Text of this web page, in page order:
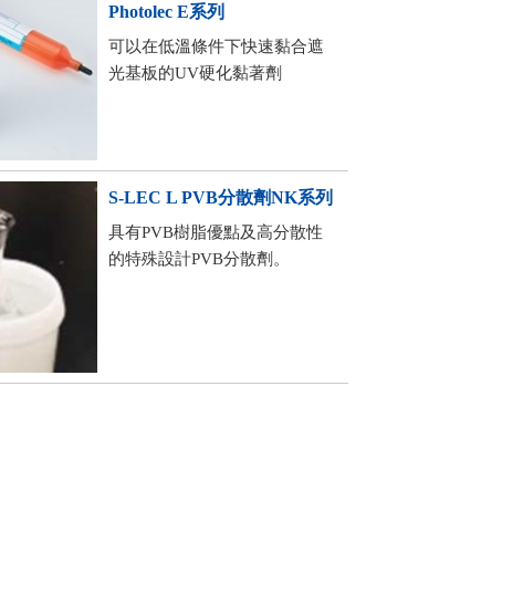
Photolec E系列
可以在低溫條件下快速黏合遮
光基板的UV硬化黏著劑
S-LEC L PVB分散劑NK系列
具有PVB樹脂優點及高分散性
的特殊設計PVB分散劑。